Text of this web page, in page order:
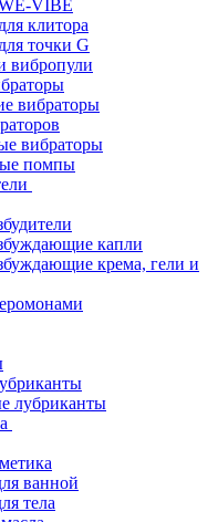
VIBE
клитора
точки G
вибропули
вибраторы
вибраторы
помпы
капли
крема, гели и
лубриканты
ванной
тела